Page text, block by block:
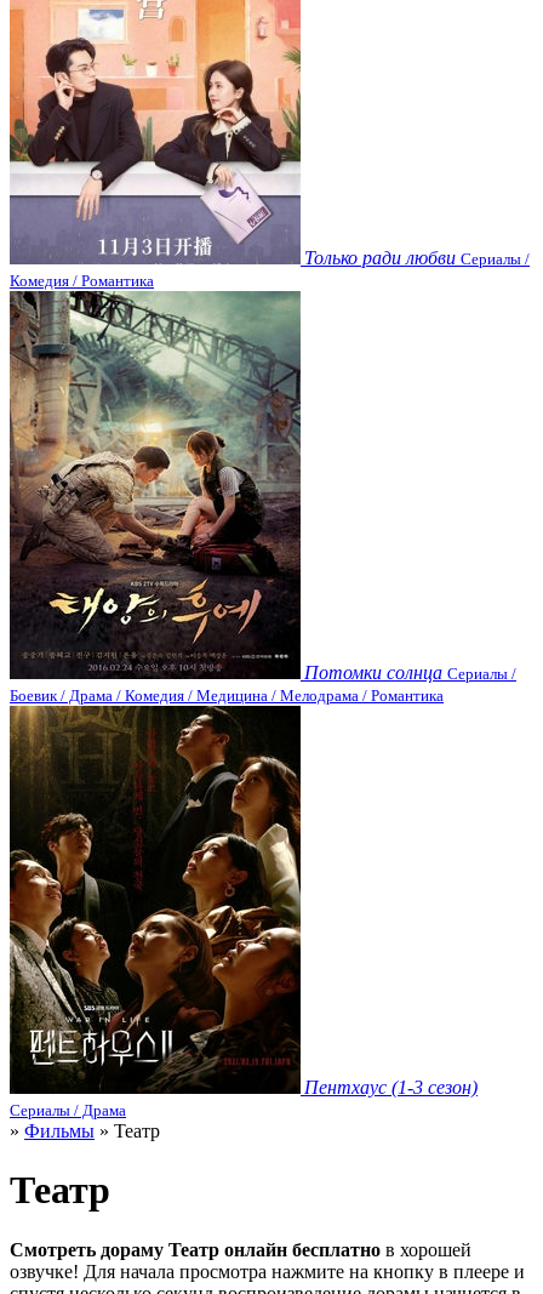
Только ради любви Сериалы /
Комедия / Романтика
Потомки солнца Сериалы /
Боевик / Драма / Комедия / Медицина / Мелодрама / Романтика
Пентхаус (1-3 сезон)
Сериалы / Драма
» Фильмы » Театр
Театр
Смотреть дораму Театр онлайн бесплатно в хорошей
озвучке! Для начала просмотра нажмите на кнопку в плеере и